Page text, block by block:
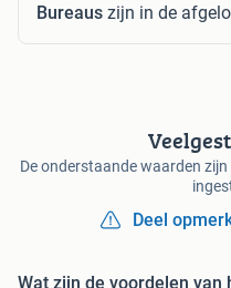
Bureaus zijn in de
De onderstaande waarden
Deel
Wat zijn de voordelen van